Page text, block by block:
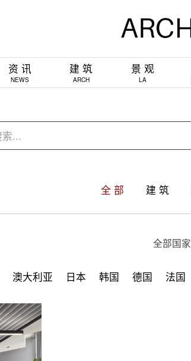
资 讯
NEWS
建 筑
ARCH
景 观
LA
全 部 建 筑
全部国家
澳大利亚 日本 韩国 德国 法国